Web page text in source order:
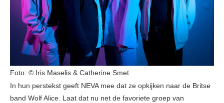
Foto: © Iris Maselis & Catherine Smet
In hun perstekst geeft NEVA mee dat ze opkijken naar de Britse
band Wolf Alice. Laat dat nu net de favoriete groep van